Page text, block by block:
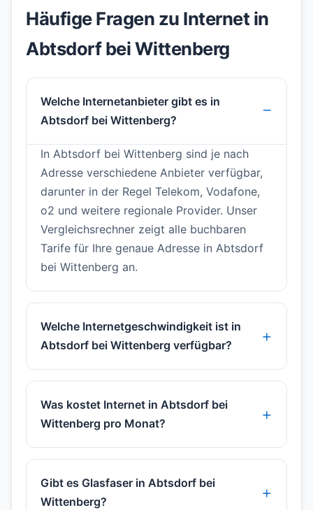
Häufige Fragen zu Internet in
Abtsdorf bei Wittenberg
Welche Internetanbieter gibt es in
Abtsdorf bei Wittenberg?
In Abtsdorf bei Wittenberg sind je nach
Adresse verschiedene Anbieter verfügbar,
darunter in der Regel Telekom, Vodafone,
o2 und weitere regionale Provider. Unser
Vergleichsrechner zeigt alle buchbaren
Tarife für Ihre genaue Adresse in Abtsdorf
bei Wittenberg an.
Welche Internetgeschwindigkeit ist in
Abtsdorf bei Wittenberg verfügbar?
Was kostet Internet in Abtsdorf bei
Wittenberg pro Monat?
Gibt es Glasfaser in Abtsdorf bei
Wittenberg?